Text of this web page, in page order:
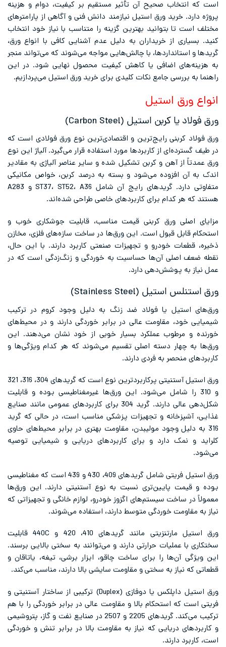
است که انتخاب صحیح آن تأثیر مستقیم بر کیفیت، دوام و هزینه
پروژه دارد. خرید ورق استیل نیازمند دانش فنی و آگاهی از پارامترهای
مختلف است تا بتوانید بهترین گزینه را متناسب با نیاز خود انتخاب
کنید. بسیاری از خریداران به دلیل عدم آشنایی کافی با انواع ورق،
گریدها و استانداردها، با چالش‌هایی مواجه می‌شوند که می‌تواند منجر
به هزینه‌های اضافی یا کاهش کیفیت محصول نهایی شود. در این
راهنما به بررسی جامع نکات کلیدی برای خرید ورق استیل می‌پردازیم.
انواع ورق استیل
ورق فولاد یا کربن استیل (Carbon Steel)
ورق فولاد کربنی رایج‌ترین و اقتصادی‌ترین نوع ورق فولادی است که
در طیف گسترده‌ای از کاربردها مورد استفاده قرار می‌گیرد. آلیاژ این نوع
ورق عمدتاً از آهن و کربن تشکیل شده و سایر عناصر آلیاژی به مقادیر
اندک به آن افزوده می‌شود و بسته به درصد کربن، خواص مکانیکی
متفاوتی دارد. گریدهای رایج آن شامل ST37، ST52، A36 و A283
هستند که هر کدام برای کاربردهای خاصی طراحی شده‌اند.
مزایای اصلی ورق کربنی قیمت مناسب، قابلیت جوشکاری خوب و
استحکام قابل قبول است. این ورق‌ها در ساخت سازه‌های فلزی، مخازن
ذخیره، قطعات خودرو و تجهیزات صنعتی کاربرد دارند. با این حال،
نقطه ضعف اصلی آن‌ها حساسیت به خوردگی و زنگ‌زدگی است که در
عمل نیاز به پوشش‌دهی دارد.
ورق استنلس استیل (Stainless Steel)
ورق‌های استیل یا فولاد ضد زنگ به دلیل وجود کروم در ترکیب
شیمیایی خود، مقاومت عالی در برابر خوردگی دارند و در محیط‌های
خورنده و مرطوب عملکرد بسیار خوبی از خود نشان می‌دهند. این
ورق‌ها به چهار دسته اصلی تقسیم می‌شوند که هر کدام ویژگی‌ها و
کاربردهای منحصر به فردی دارند.
ورق استیل آستنیتی پرکاربردترین نوع است که گریدهای 304، 316، 321
و 310 را شامل می‌شود. این ورق‌ها غیرمغناطیسی بوده و قابلیت
شکل‌دهی عالی دارند. گرید 304 برای کاربردهای عمومی مانند صنایع
غذایی، آشپزخانه و تجهیزات پزشکی مناسب است، در حالی که گرید
316 به دلیل وجود مولیبدن، مقاومت بهتری در برابر محیط‌های حاوی
کلراید و نمک دارد و برای کاربردهای دریایی و شیمیایی توصیه
می‌شود.
ورق استیل فریتی شامل گریدهای 409، 430 و 439 است که مغناطیسی
بوده و قیمت پایین‌تری نسبت به نوع آستنیتی دارند. این ورق‌ها
معمولاً در ساخت سیستم‌های اگزوز خودرو، لوازم خانگی و تجهیزاتی که
نیاز به مقاومت خوردگی متوسط دارند، استفاده می‌شوند.
ورق استیل مارتنزیتی مانند گریدهای 410، 420 و 440C قابلیت
سختکاری با عملیات حرارتی دارند و می‌توانند به سختی بالایی برسند.
این ویژگی آن‌ها را برای ساخت چاقو، ابزار برشی، تیغه، یاتاقان و
قطعاتی که نیاز به سختی و مقاومت سایشی بالا دارند، مناسب می‌کند.
ورق استیل داپلکس یا دوفازی (Duplex) ترکیبی از ساختار آستنیتی و
فریتی است که استحکام بالا و مقاومت عالی در برابر خوردگی را با هم
ترکیب می‌کند. گریدهای 2205 و 2507 در صنایع نفت و گاز، پتروشیمی
و کاربردهای دریایی که نیاز به مقاومت بالا در برابر تنش و خوردگی
است، کاربرد دارند.